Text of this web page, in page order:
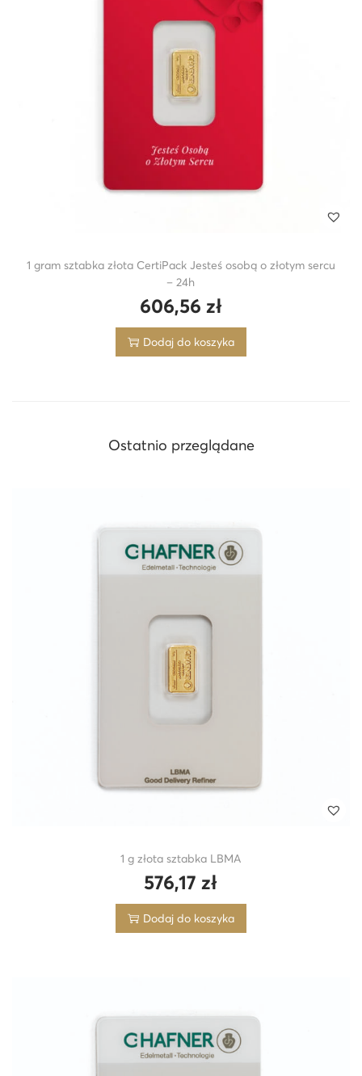
1 gram sztabka złota CertiPack Jesteś osobą o złotym sercu
– 24h
606,56 zł
Dodaj do koszyka
Ostatnio przeglądane
1 g złota sztabka LBMA
576,17zł
Dodaj do koszyka